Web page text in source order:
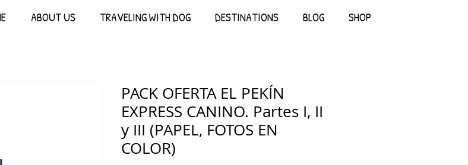
ABOUT US TRAVELING WITH DOG DESTINATIONS BLOG SHOP
PACK OFERTA EL PEKÍN
EXPRESS CANINO. Partes I, II
y III (PAPEL, FOTOS EN
COLOR)